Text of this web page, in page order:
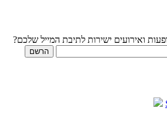
ואירועים ישירות לתיבת המייל שלכם?